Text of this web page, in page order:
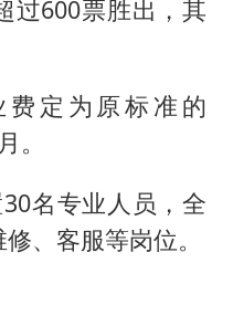
过600票胜出，其
费定为原标准的
。
名专业人员，全
、客服等岗位。